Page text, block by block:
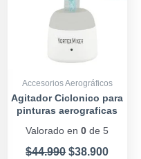
Accesorios Aerográficos
Agitador Ciclonico para
pinturas aerograficas
Valorado en0 de 5
$44.990 $38.900